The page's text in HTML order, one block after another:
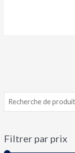
Filtrer par prix